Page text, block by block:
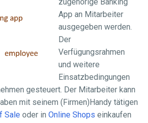
App an Mitarbeiter
ausgegeben werden.
Der
Verfügungsrahmen
und weitere
Einsatzbedingungen
gesteuert. Der Mitarbeiter kann
mit seinem (Firmen)Handy tätigen
Sale oder in Online Shops einkaufen